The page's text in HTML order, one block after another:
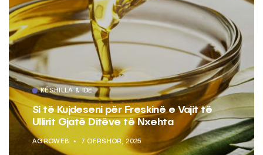
KËSHILLA & IDE
Si të Kujdeseni për Freskinë e Vajit të
Ullirit Gjatë Ditëve të Nxehta
AGROWEB 7 QERSHOR, 2025